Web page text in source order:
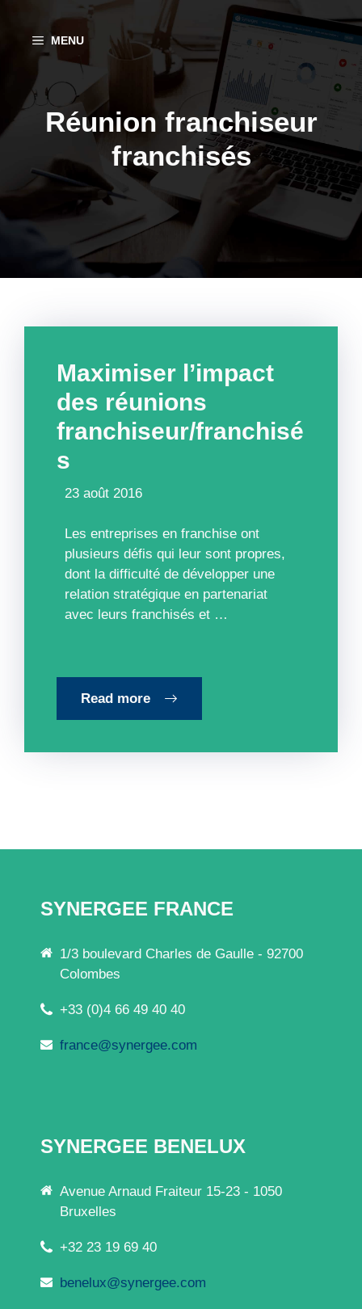
contenu
MENU
Réunion franchiseur
franchisés
Maximiser l’impact
des réunions
franchiseur/franchisé
s
23 août 2016
Les entreprises en franchise ont
plusieurs défis qui leur sont propres,
dont la difficulté de développer une
relation stratégique en partenariat
avec leurs franchisés et …
Read more
SYNERGEE FRANCE
1/3 boulevard Charles de Gaulle - 92700
Colombes
+33 (0)4 66 49 40 40
france@synergee.com
SYNERGEE BENELUX
Avenue Arnaud Fraiteur 15-23 - 1050
Bruxelles
+32 23 19 69 40
benelux@synergee.com